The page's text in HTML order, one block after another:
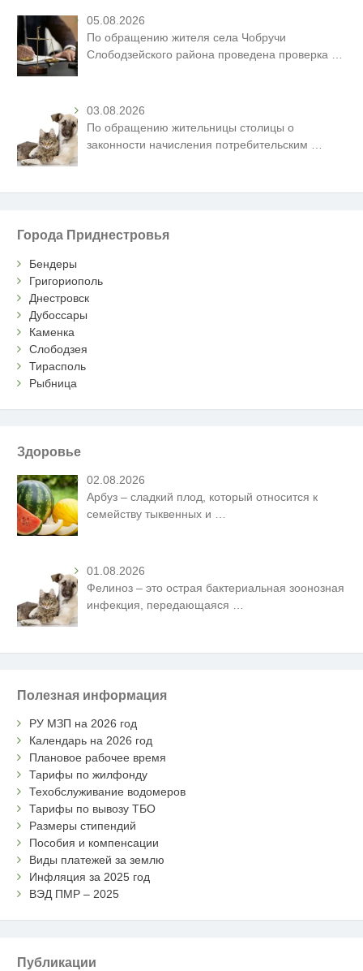
05.08.2026
По обращению жителя села Чобручи
Слободзейского района проведена проверка
03.08.2026
По обращению жительницы столицы о
законности начисления потребительским
Города Приднестровья
Бендеры
Григориополь
Днестровск
Дубоссары
Каменка
Слободзея
Тирасполь
Рыбница
Здоровье
02.08.2026
Арбуз – сладкий плод, который относится к
семейству тыквенных и
01.08.2026
Фелиноз – это острая бактериальная зоонозная
инфекция, передающаяся
Полезная информация
РУ МЗП на 2026 год
Календарь на 2026 год
Плановое рабочее время
Тарифы по жилфонду
Техобслуживание водомеров
Тарифы по вывозу ТБО
Размеры стипендий
Пособия и компенсации
Виды платежей за землю
Инфляция за 2025 год
ВЭД ПМР – 2025
Публикации